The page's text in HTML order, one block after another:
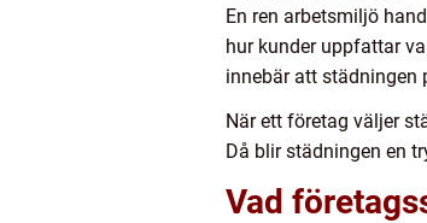
En ren arbetsmiljö
hur kunder uppfattar
innebär att städningen
När ett företag väljer
Då blir städningen en
Vad